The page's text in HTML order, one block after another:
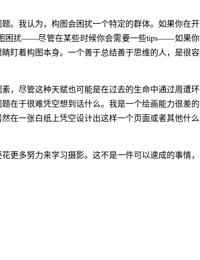
。我认为，构图会困扰一个特定的群体。如果你在开
困扰——尽管在某些时候你会需要一些tips——如果你
盯着构图本身。一个善于总结善于思维的人，是很容
，尽管这种天赋也可能是在过去的生命中通过周遭环
在于很难凭空想到话什么。我是一个绘画能力很差的
在一张白纸上凭空设计出这样一个页面或者其他什么
更多努力来学习摄影。这不是一件可以速成的事情，